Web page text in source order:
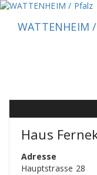
Zum
springenWATTENHEIM
Haus
Adresse
Hauptstrasse 28